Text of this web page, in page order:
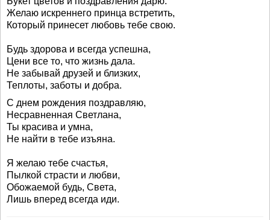
Желаю искреннего принца встретить,
Который принесет любовь тебе свою.
Будь здорова и всегда успешна,
Цени все то, что жизнь дала.
Не забывай друзей и близких,
Теплоты, заботы и добра.
С днем рождения поздравляю,
Несравненная Светлана,
Ты красива и умна,
Не найти в тебе изъяна.
Я желаю тебе счастья,
Пылкой страсти и любви,
Обожаемой будь, Света,
Лишь вперед всегда иди.